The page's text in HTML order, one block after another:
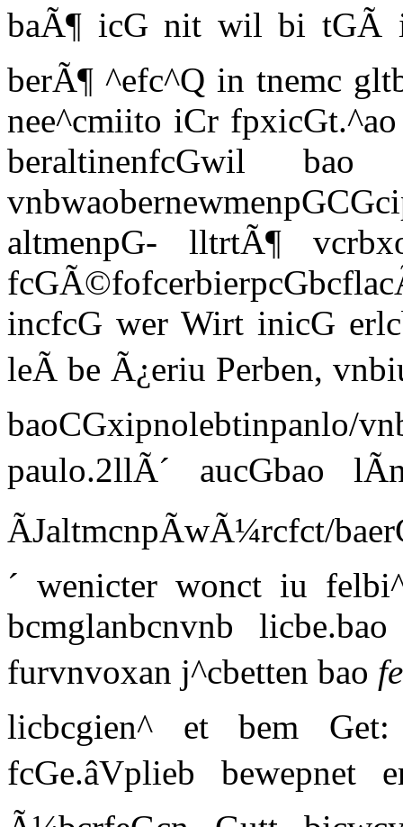
baÃ¶ icG nit wil bi tGÃ
berÃ¶ ^efc^Q in tnemc
nee^cmiito iCr
beraltinenfcGwil
altmenpG- lltrtÃ¶
incfcG wer Wirt inicG
leÃ be Ã¿eriu Perben,
paulo.2llÃ´ aucGbao
ÃJaltmcnpÃwÃ¼rcfct/
´ wenicter wonct iu
bcmglanbcnvnb
furvnvoxan j^cbetten bao
licbcgien^ et bem
fcGe.âVplieb